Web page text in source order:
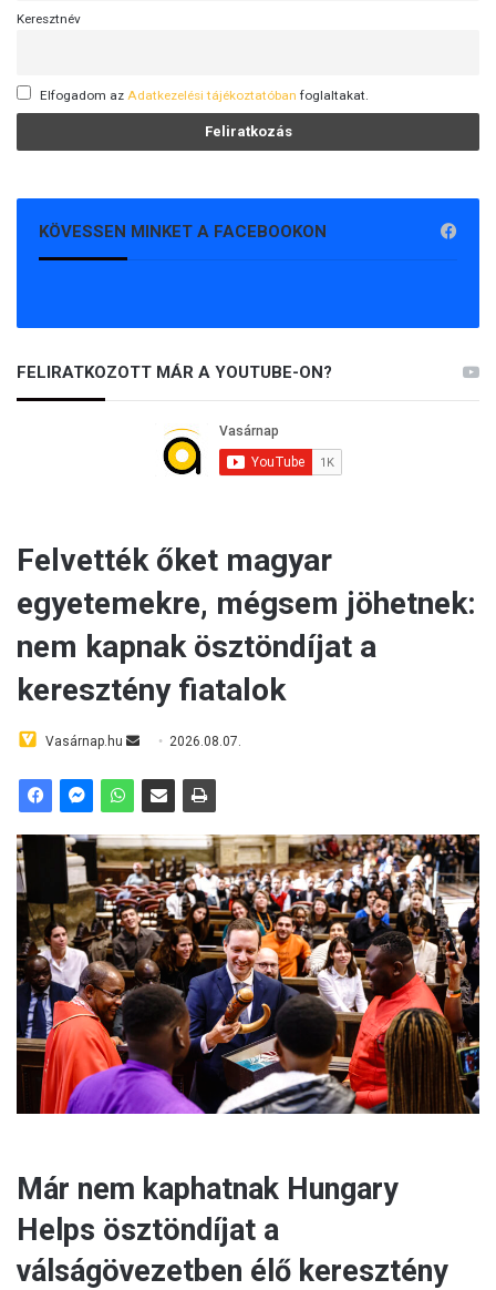
Keresztnév
Elfogadom az Adatkezelési tájékoztatóban foglaltakat.
KÖVESSEN MINKET A FACEBOOKON
FELIRATKOZOTT MÁR A YOUTUBE-ON?